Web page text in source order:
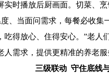
时播放后厨画面。切菜、
、当面问需求，每餐必收集
得放心、住得安心。”老人
需求，提供更精准的养老服
三级联动 守住底线